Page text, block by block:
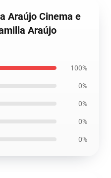
Araújo Cinema e
Araújo
100%
0%
0%
0%
0%